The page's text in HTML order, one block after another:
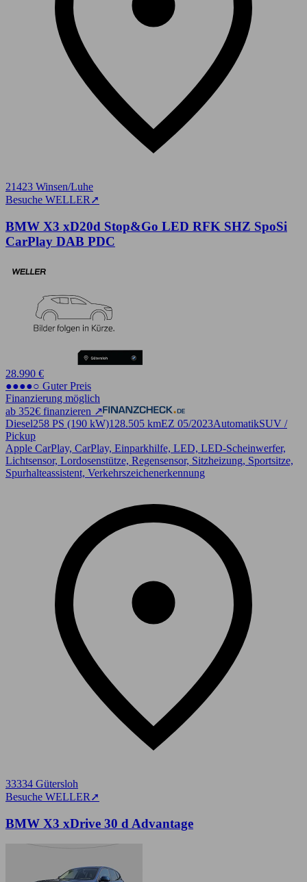
21423 Winsen/Luhe
Besuche WELLER➚
BMW X3 xD20d Stop&Go LED RFK SHZ SpoSi
CarPlay DAB PDC
28.990 €
●●●●○ Guter Preis
Finanzierung möglich
ab 352€ finanzieren ↗
Diesel258 PS (190 kW)128.505 kmEZ 05/2023AutomatikSUV /
Pickup
Apple CarPlay, CarPlay, Einparkhilfe, LED, LED-Scheinwerfer,
Lichtsensor, Lordosenstütze, Regensensor, Sitzheizung, Sportsitze,
Spurhalteassistent, Verkehrszeichenerkennung
33334 Gütersloh
Besuche WELLER ➚
BMW X3 xDrive 30 d Advantage